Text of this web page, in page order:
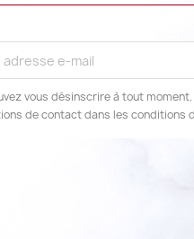
vous désinscrire à tout
de contact dans les conditions